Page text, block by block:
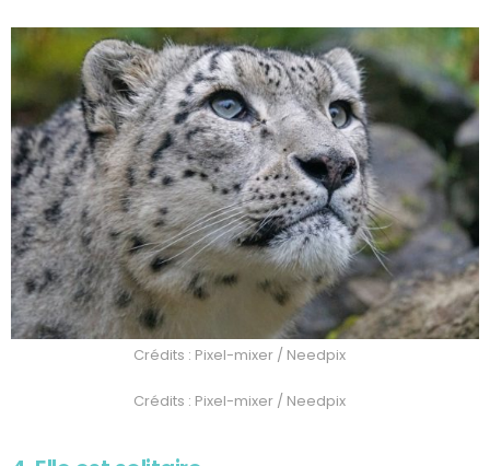
Crédits : Pixel-mixer / Needpix
Crédits : Pixel-mixer / Needpix